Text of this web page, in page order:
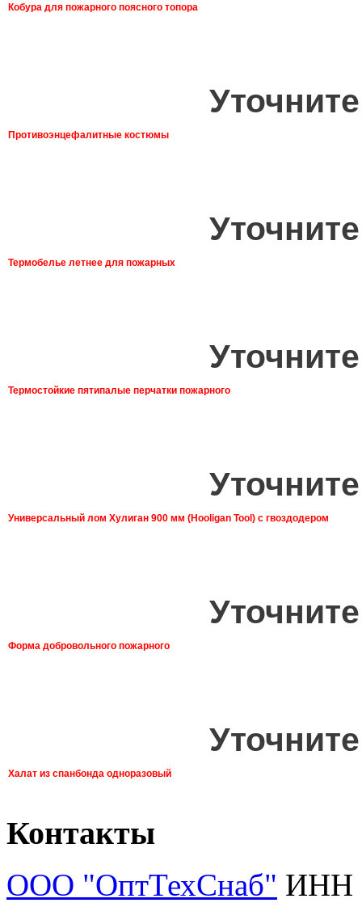
Кобура для пожарного поясного топора
Противоэнцефалитные костюмы
Термобелье летнее для пожарных
Термостойкие пятипалые перчатки пожарного
Универсальный лом Хулиган 900 мм (Hooligan Tool) с гвоздодером
Форма добровольного пожарного
Халат из спанбонда одноразовый
Контакты
ООО "ОптТехСнаб" ИНН